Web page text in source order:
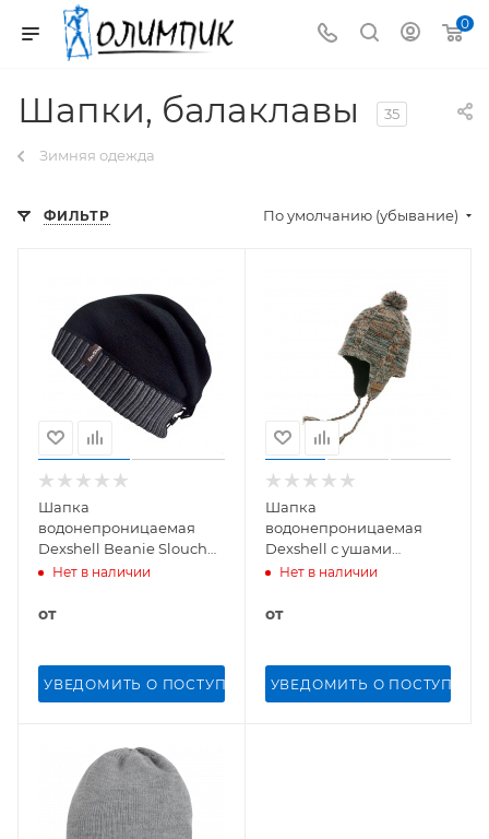
0
Шапки, балаклавы 35
Зимняя одежда
ФИЛЬТР По умолчанию (убывание)
Шапка
водонепроницаемая
Dexshell Beanie Slouch
Back (Черный)
Нет в наличии
от
УВЕДОМИТЬ О ПОСТУПЛЕНИИ
Шапка
водонепроницаемая
Dexshell с ушами
(Голубой)
Нет в наличии
от
УВЕДОМИТЬ О